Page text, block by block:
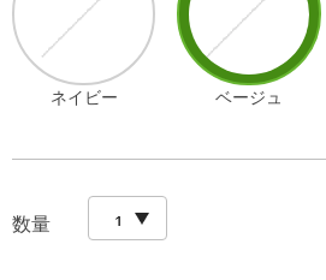
ネイビー ベージュ
数量